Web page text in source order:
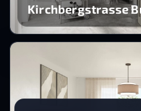
Kirchbergstrasse